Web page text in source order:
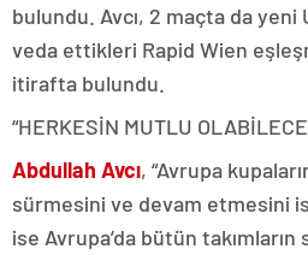
bulundu. Avcı, 2 maçta da yeni
veda ettikleri Rapid Wien
itirafta bulundu.
“HERKESİN MUTLU
Abdullah Avcı, “Avrupa
sürmesini ve devam etmesini
ise Avrupa’da bütün